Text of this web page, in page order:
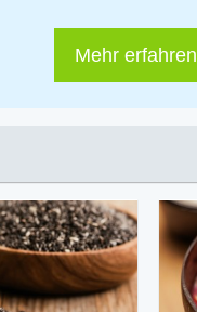
Mehr erfahren